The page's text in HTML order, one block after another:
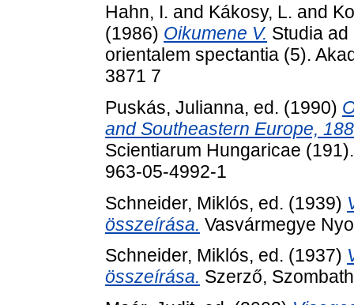
Hahn, I. and Kákosy, L. and
(1986) Oikumene V. Studia
orientalem spectantia (5).
3871 7
Puskás, Julianna, ed. (1990)
and Southeastern Europe,
Scientiarum Hungaricae
963-05-4992-1
Schneider, Miklós, ed. (1939)
összeírása. Vasvármegye
Schneider, Miklós, ed. (1937)
összeírása. Szerző,